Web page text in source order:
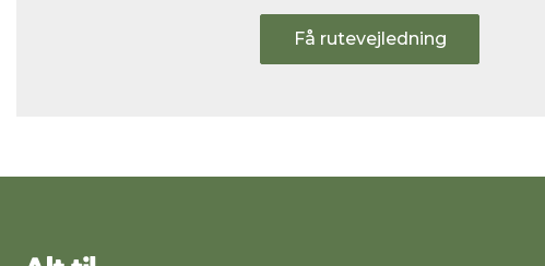
Få rutevejledning